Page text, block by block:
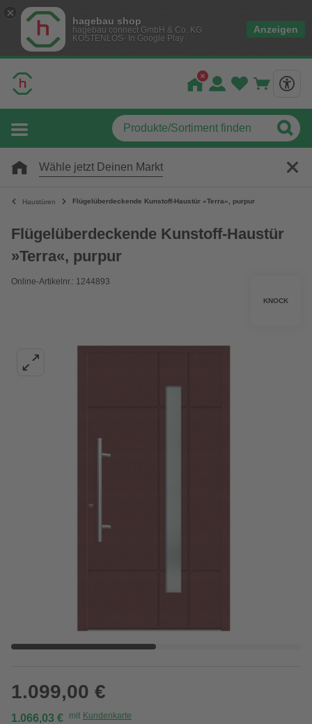
hagebau shop
hagebau connect GmbH & Co. KG
KOSTENLOS- In Google Play
Anzeigen
Wähle jetzt Deinen Markt
Haustüren Flügelüberdeckende Kunstoff-Haustür »Terra«, purpur
Flügelüberdeckende Kunstoff-Haustür
»Terra«, purpur
Online-Artikelnr.: 1244893
KNOCK
1.099,00 €
1.066,03 € mit Kundenkarte